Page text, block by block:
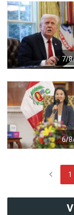
7/
6/
chevron_left 1